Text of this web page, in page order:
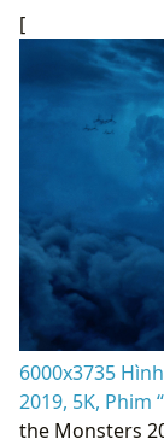
[
6000x3735
2019, 5K, Phim “
the Monsters